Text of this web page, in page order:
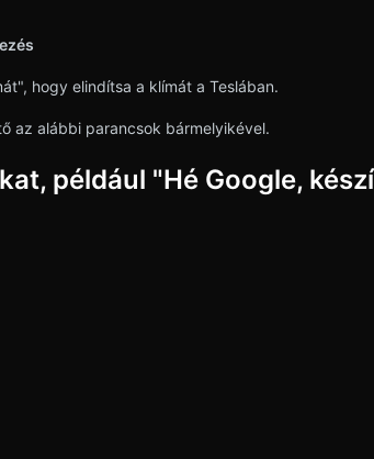
hogy elindítsa a klímát a Teslában.
az alábbi parancsok bármelyikével.
például "Hé Google,